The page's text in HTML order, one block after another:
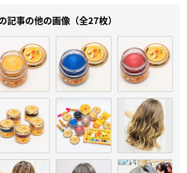
記事の他の画像（全27枚）